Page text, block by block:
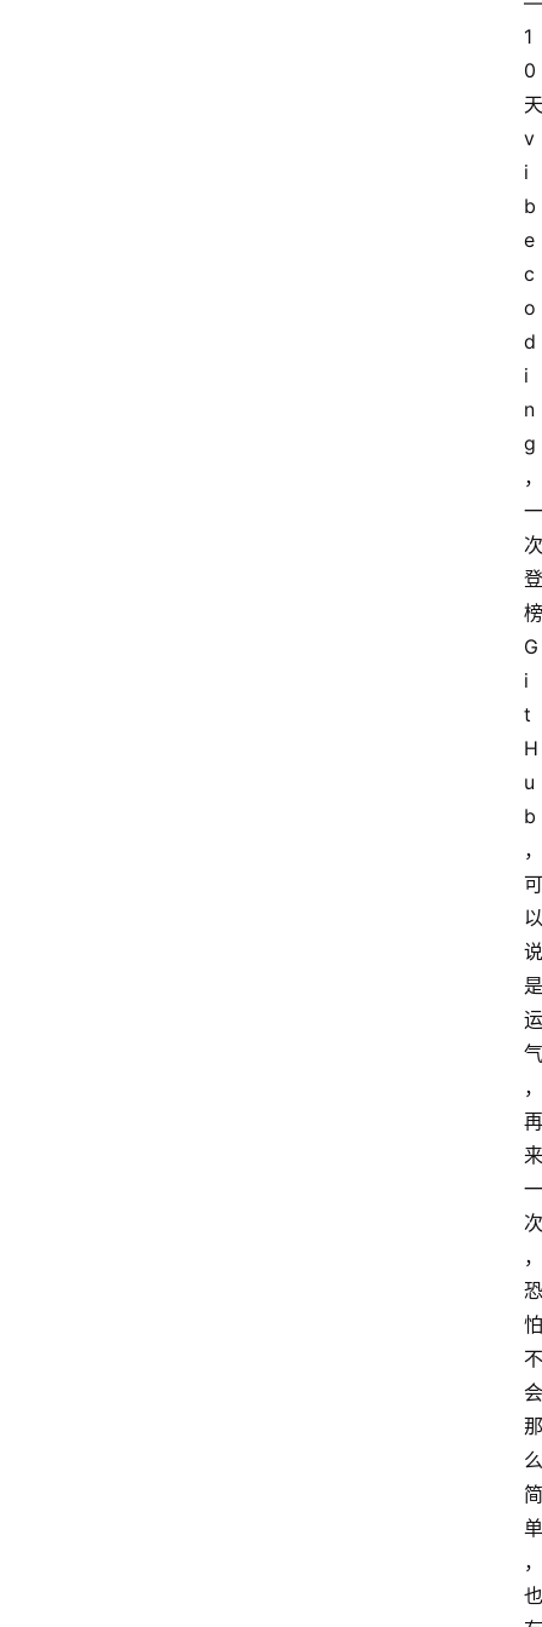
1
0
天
v
i
b
e
c
o
d
i
n
g
，
一
次
登
榜
G
i
t
H
u
b
，
可
以
说
是
运
气
，
再
来
一
次
，
恐
怕
不
会
那
么
简
单
，
也